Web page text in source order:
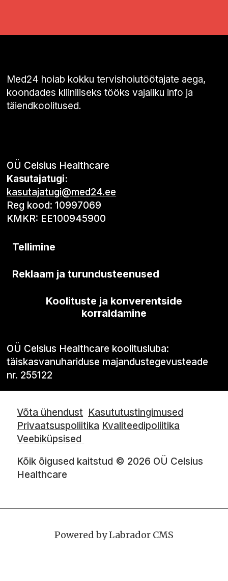
Med24 hoiab kokku tervishoiutöötajate aega,
koondades kliiniliseks tööks vajaliku info ja
täiendkoolitused.
OÜ Celsius Healthcare
Kasutajatugi:
kasutajatugi@med24.ee
Reg kood: 10997069
KMKR: EE100945900
Tellimine
Reklaam ja turundusteenused
Koolituste ja konverentside
korraldamine
OÜ Celsius Healthcare koolitusluba:
täiskasvanuhariduse majandustegevusteade
nr. 255122
Võta ühendust Kasututustingimused
Privaatsuspoliitika Kvaliteedipoliitika
Veebiküpsised
Kõik õigused kaitstud © 2026 OÜ Celsius
Healthcare
Powered by Labrador CMS